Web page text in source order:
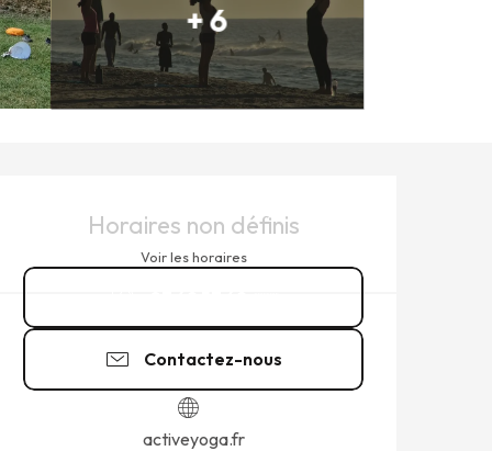
+ 6
Horaires non définis
Voir les horaires
Contactez-nous
activeyoga.fr